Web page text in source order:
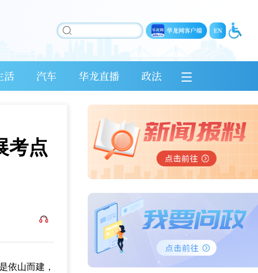
活 汽车 华龙直播 政法
考点
依山而建，